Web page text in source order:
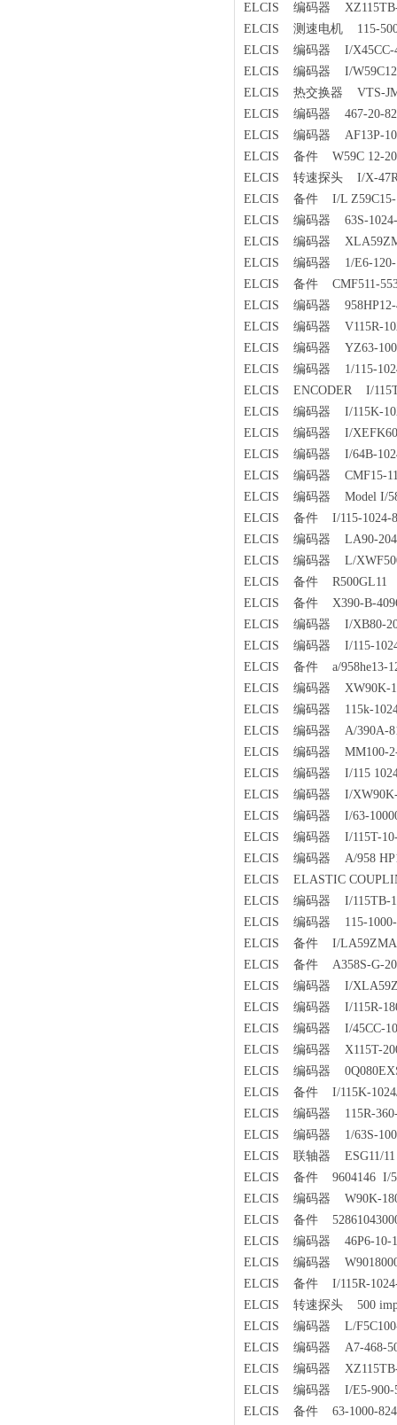
ELCIS 编码器 XZ115TB-
ELCIS 测速电机 115-
ELCIS 编码器 I/X45CC-
ELCIS 编码器 I/W59C12-
ELCIS 热交换器 VTS-
ELCIS 编码器 467-20-
ELCIS 编码器 AF13P-
ELCIS 备件 W59C 12-
ELCIS 转速探头 I/X-
ELCIS 备件 I/L Z59C15-
ELCIS 编码器 63S-1024-
ELCIS 编码器
ELCIS 编码器 1/E6-120-
ELCIS 备件 CMF511-
ELCIS 编码器 958HP12-
ELCIS 编码器 V115R-
ELCIS 编码器 YZ63-
ELCIS 编码器 1/115-
ELCIS ENCODER I/
ELCIS 编码器 I/115K-
ELCIS 编码器 I/
ELCIS 编码器 I/64B-
ELCIS 编码器 CMF15-11-
ELCIS 编码器 Model I/
ELCIS 备件 I/115-1024-
ELCIS 编码器 LA90-
ELCIS 编码器 L/
ELCIS 备件 R500GL11
ELCIS 备件 X390-B-
ELCIS 编码器 I/XB80-
ELCIS 编码器 I/115-
ELCIS 备件 a/958he13-
ELCIS 编码器 XW90K-
ELCIS 编码器 115k-1024/
ELCIS 编码器 A/390A-
ELCIS 编码器 MM100-
ELCIS 编码器 I/115 1024-
ELCIS 编码器 I/XW90K-
ELCIS 编码器 I/63-
ELCIS 编码器 I/115T-10-
ELCIS 编码器 A/958
ELCIS ELASTIC
ELCIS 编码器 I/115TB-
ELCIS 编码器 115-1000-
ELCIS 备件 I/
ELCIS 备件 A358S-G-
ELCIS 编码器 I/
ELCIS 编码器 I/115R-
ELCIS 编码器 I/45CC-
ELCIS 编码器 X115T-
ELCIS 编码器
ELCIS 备件 I/115K-1024/
ELCIS 编码器 115R-360-
ELCIS 编码器 1/63S-
ELCIS 联轴器 ESG11/11
ELCIS 备件 9604146 I/
ELCIS 编码器 W90K-
ELCIS 备件
ELCIS 编码器 46P6-10-
ELCIS 编码器
ELCIS 备件 I/115R-1024-
ELCIS 转速探头 500
ELCIS 编码器 L/F5C100-
ELCIS 编码器 A7-468-
ELCIS 编码器 XZ115TB-
ELCIS 编码器 I/E5-900-
ELCIS 备件 63-1000-